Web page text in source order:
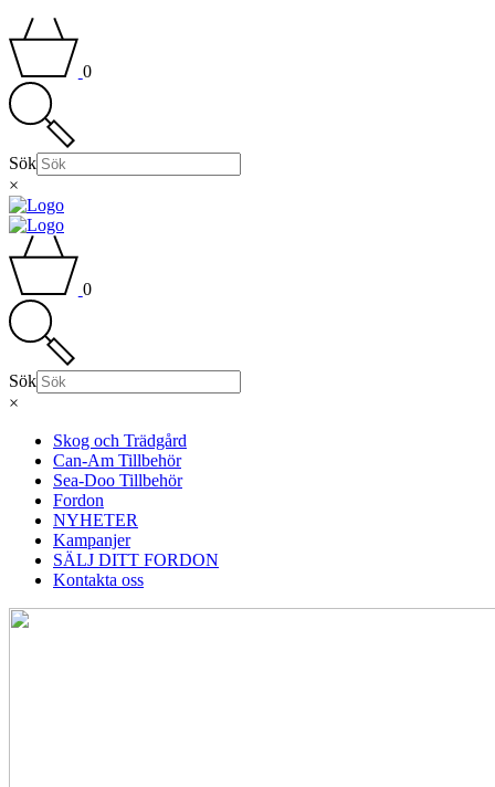
0
Sök
×
0
Sök
×
Skog och Trädgård
Can-Am Tillbehör
Sea-Doo Tillbehör
Fordon
NYHETER
Kampanjer
SÄLJ DITT FORDON
Kontakta oss